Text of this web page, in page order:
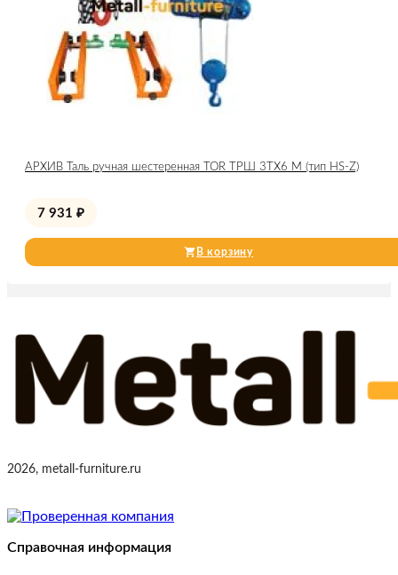
АРХИВ Таль ручная шестеренная TOR ТРШ 3ТХ6 М (тип HS-Z)
7 931 ₽
В корзину
2026, metall-furniture.ru
Справочная информация